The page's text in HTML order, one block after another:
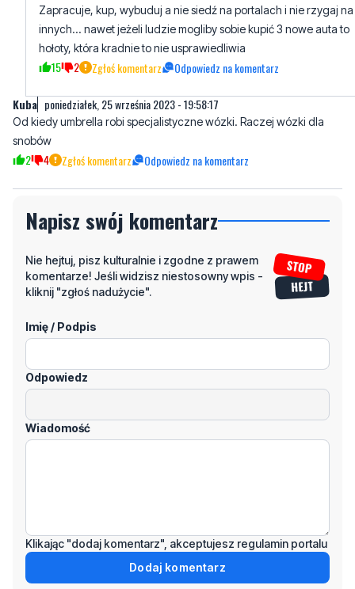
15 2 Zgłoś komentarz Odpowiedz na komentarz
poniedziałek, 25 września 2023 - 19:58:17
Od kiedy umbrella robi specjalistyczne wózki. Raczej wózki dla
2 4 Zgłoś komentarz Odpowiedz na komentarz
Napisz swój komentarz
komentarze! Jeśli widzisz niestosowny wpis -
kliknij "zgłoś nadużycie".
Imię / Podpis
Odpowiedz
Wiadomość